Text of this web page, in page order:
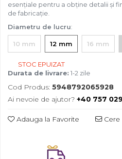
esențiale pentru a obține detalii și
de fabricație.
Diametru de lucru:
10 mm 12 mm 16 mm
STOC EPUIZAT
Durata de livrare: 1-2 zile
Cod Produs: 5948792065928
Ai nevoie de ajutor? +40 757
Adauga la Favorite